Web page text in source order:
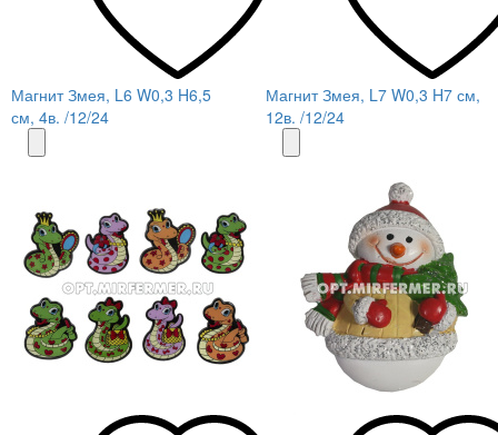
Магнит Змея, L6 W0,3 H6,5
см, 4в. /12/24
Магнит Змея, L7 W0,3 H7 см,
12в. /12/24